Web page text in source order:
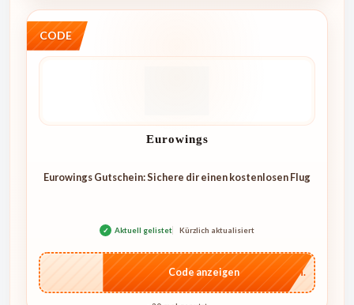
CODE
Eurowings
Eurowings Gutschein: Sichere dir einen kostenlosen Flug
✓ Aktuell gelistet Kürzlich aktualisiert
…ich.
Code anzeigen